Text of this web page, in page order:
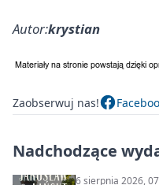
Autor:krystian
Zaobserwuj nas!
Nadchodzące
6 sierpnia 2026,